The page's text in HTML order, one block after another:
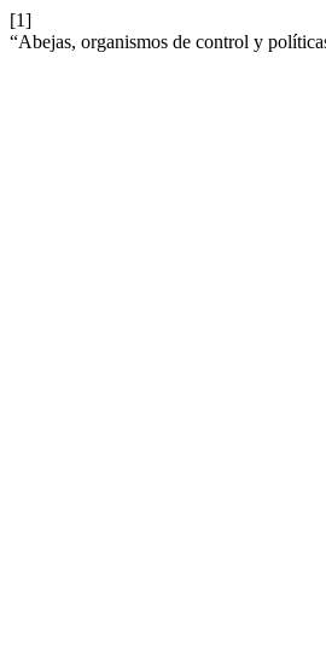
[1]
“Abejas, organismos de control y